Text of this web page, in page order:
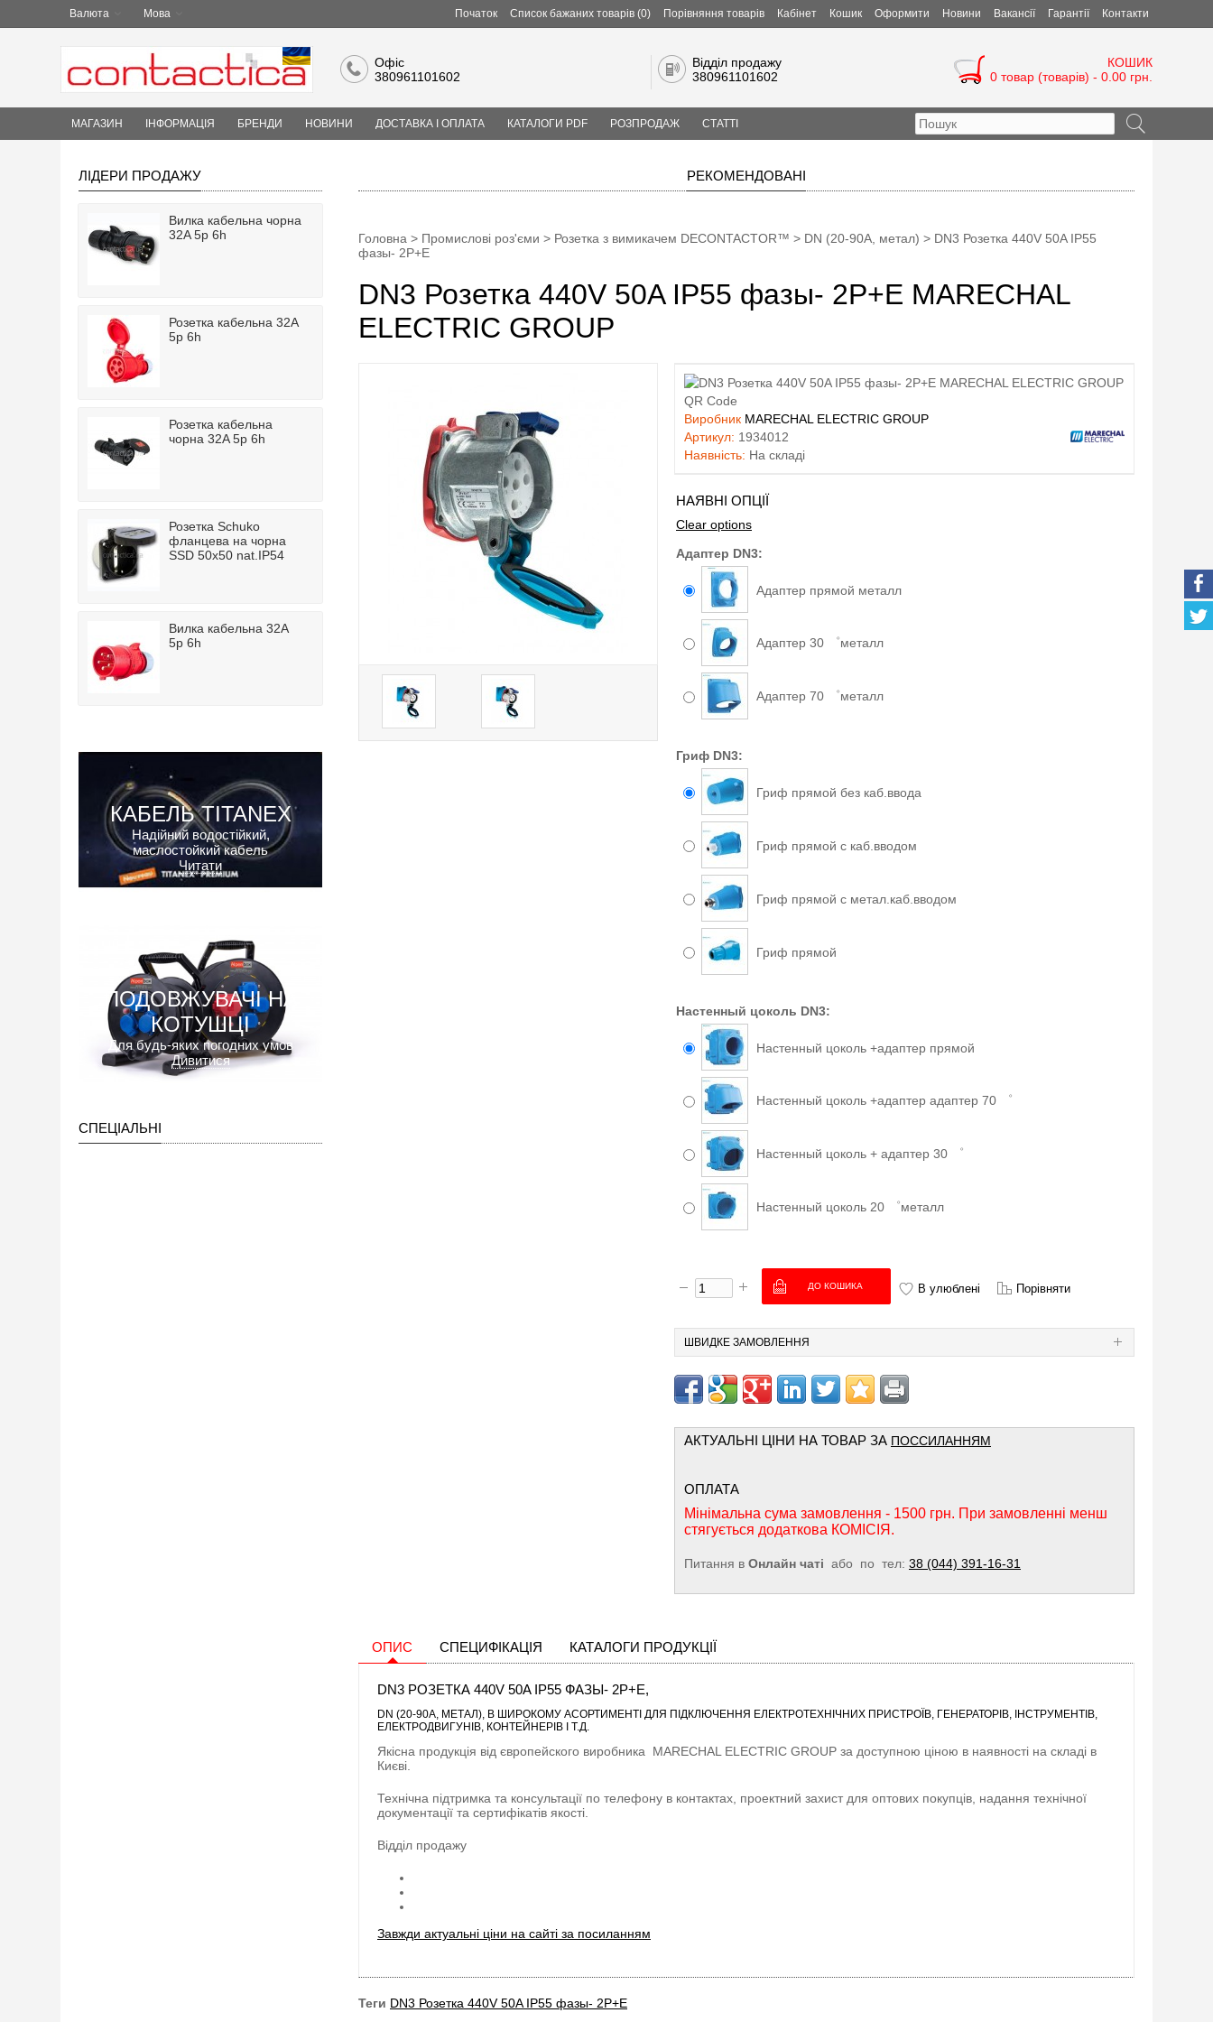
Валюта Мова Початок Список бажаних товарів (0) Порівняння товарів Кабінет Кошик Оформити Новини Вакансії Гарантії Контакти
КОШИК
0 товар (товарів) - 0.00 грн.
Офіс
380961101602
Відділ продажу
380961101602
МАГАЗИН ІНФОРМАЦІЯ БРЕНДИ НОВИНИ ДОСТАВКА І ОПЛАТА КАТАЛОГИ PDF РОЗПРОДАЖ СТАТТІ
ЛІДЕРИ ПРОДАЖУ
Вилка кабельна чорна
32A 5p 6h
Розетка кабельна 32A
5p 6h
Розетка кабельна
чорна 32A 5p 6h
Розетка Schuko
фланцева на чорна
SSD 50x50 nat.IP54
Вилка кабельна 32A
5p 6h
КАБЕЛЬ TITANEX
Надійний водостійкий,
маслостойкий кабель
Читати
ПОДОВЖУВАЧІ НА
КОТУШЦІ
Для будь-яких погодних умов
Дивитися
СПЕЦІАЛЬНІ
РЕКОМЕНДОВАНІ
Головна > Промислові роз'єми > Розетка з вимикачем DECONTACTOR™ > DN (20-90A, метал) > DN3 Розетка 440V 50A IP55
фазы- 2P+E
DN3 Розетка 440V 50A IP55 фазы- 2P+E MARECHAL
ELECTRIC GROUP
Виробник MARECHAL ELECTRIC GROUP
Артикул: 1934012
Наявність: На складі
НАЯВНІ ОПЦІЇ
Clear options
Адаптер DN3:
Адаптер прямой металл
Адаптер 30 ゜металл
Адаптер 70 ゜металл
Гриф DN3:
Гриф прямой без каб.ввода
Гриф прямой с каб.вводом
Гриф прямой с метал.каб.вводом
Гриф прямой
Настенный цоколь DN3:
Настенный цоколь +адаптер прямой
Настенный цоколь +адаптер адаптер 70 ゜
Настенный цоколь + адаптер 30 ゜
Настенный цоколь 20 ゜металл
В улюблені Порівняти
ШВИДКЕ ЗАМОВЛЕННЯ
АКТУАЛЬНІ ЦІНИ НА ТОВАР ЗА ПОССИЛАННЯМ
ОПЛАТА
Мінімальна сума замовлення - 1500 грн. При замовленні менш
стягується додаткова КОМІСІЯ.
Питання в Онлайн чаті або по тел: 38 (044) 391-16-31
ОПИС СПЕЦИФІКАЦІЯ КАТАЛОГИ ПРОДУКЦІЇ
DN3 РОЗЕТКА 440V 50A IP55 ФАЗЫ- 2P+E,
DN (20-90A, МЕТАЛ), В ШИРОКОМУ АСОРТИМЕНТІ ДЛЯ ПІДКЛЮЧЕННЯ ЕЛЕКТРОТЕХНІЧНИХ ПРИСТРОЇВ, ГЕНЕРАТОРІВ, ІНСТРУМЕНТІВ,
ЕЛЕКТРОДВИГУНІВ, КОНТЕЙНЕРІВ І Т.Д.
Якісна продукція від європейского виробника MARECHAL ELECTRIC GROUP за доступною ціною в наявності на складі в
Києві.
Технічна підтримка та консультації по телефону в контактах, проектний захист для оптових покупців, надання технічної
документації та сертифікатів якості.
Відділ продажу
Завжди актуальні ціни на сайті за посиланням
Теги DN3 Розетка 440V 50A IP55 фазы- 2P+E